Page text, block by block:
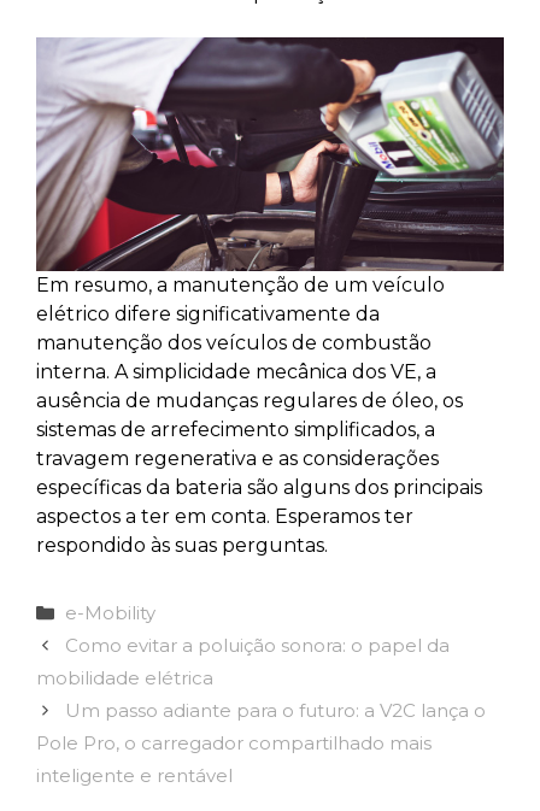
Em resumo, a manutenção de um veículo
elétrico difere significativamente da
manutenção dos veículos de combustão
interna. A simplicidade mecânica dos VE, a
ausência de mudanças regulares de óleo, os
sistemas de arrefecimento simplificados, a
travagem regenerativa e as considerações
específicas da bateria são alguns dos principais
aspectos a ter em conta. Esperamos ter
respondido às suas perguntas.
Categorias
e-Mobility
Como evitar a poluição sonora: o papel da
mobilidade elétrica
Um passo adiante para o futuro: a V2C lança o
Pole Pro, o carregador compartilhado mais
inteligente e rentável